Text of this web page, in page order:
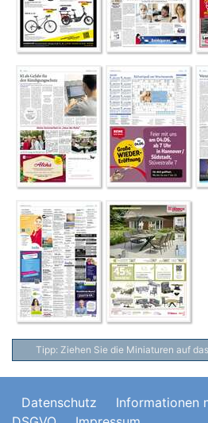
Tipp: Ziehen Sie die Miniaturen auf
Datenschutz
Informationen